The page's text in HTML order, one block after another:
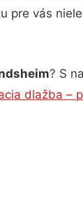
pre vás
? S
dlažba –